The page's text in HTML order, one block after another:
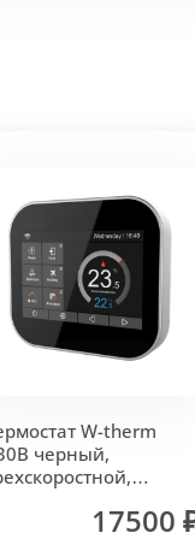
(без доплат)
на 10 или 18
W-therm
черный,
17500